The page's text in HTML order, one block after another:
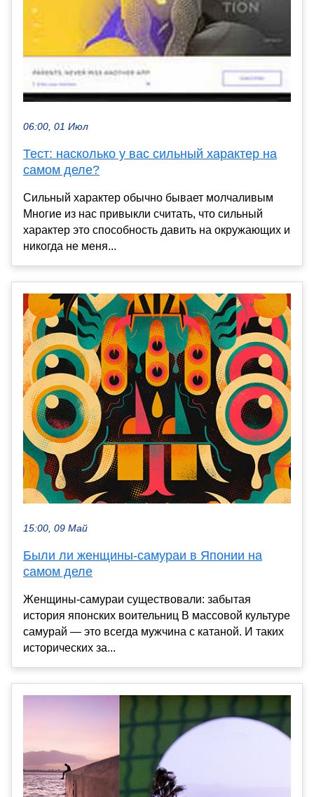
06:00, 01 Июл
Тест: насколько у вас сильный характер на
самом деле?
Сильный характер обычно бывает молчаливым
Многие из нас привыкли считать, что сильный
характер это способность давить на окружающих и
никогда не меня...
15:00, 09 Май
Были ли женщины-самураи в Японии на
самом деле
Женщины-самураи существовали: забытая
история японских воительниц В массовой культуре
самурай — это всегда мужчина с катаной. И таких
исторических за...